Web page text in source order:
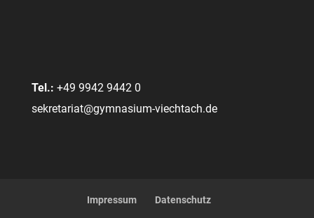
Tel.: +49 9942 9442 0
sekretariat@gymnasium-viechtach.de
Impressum Datenschutz